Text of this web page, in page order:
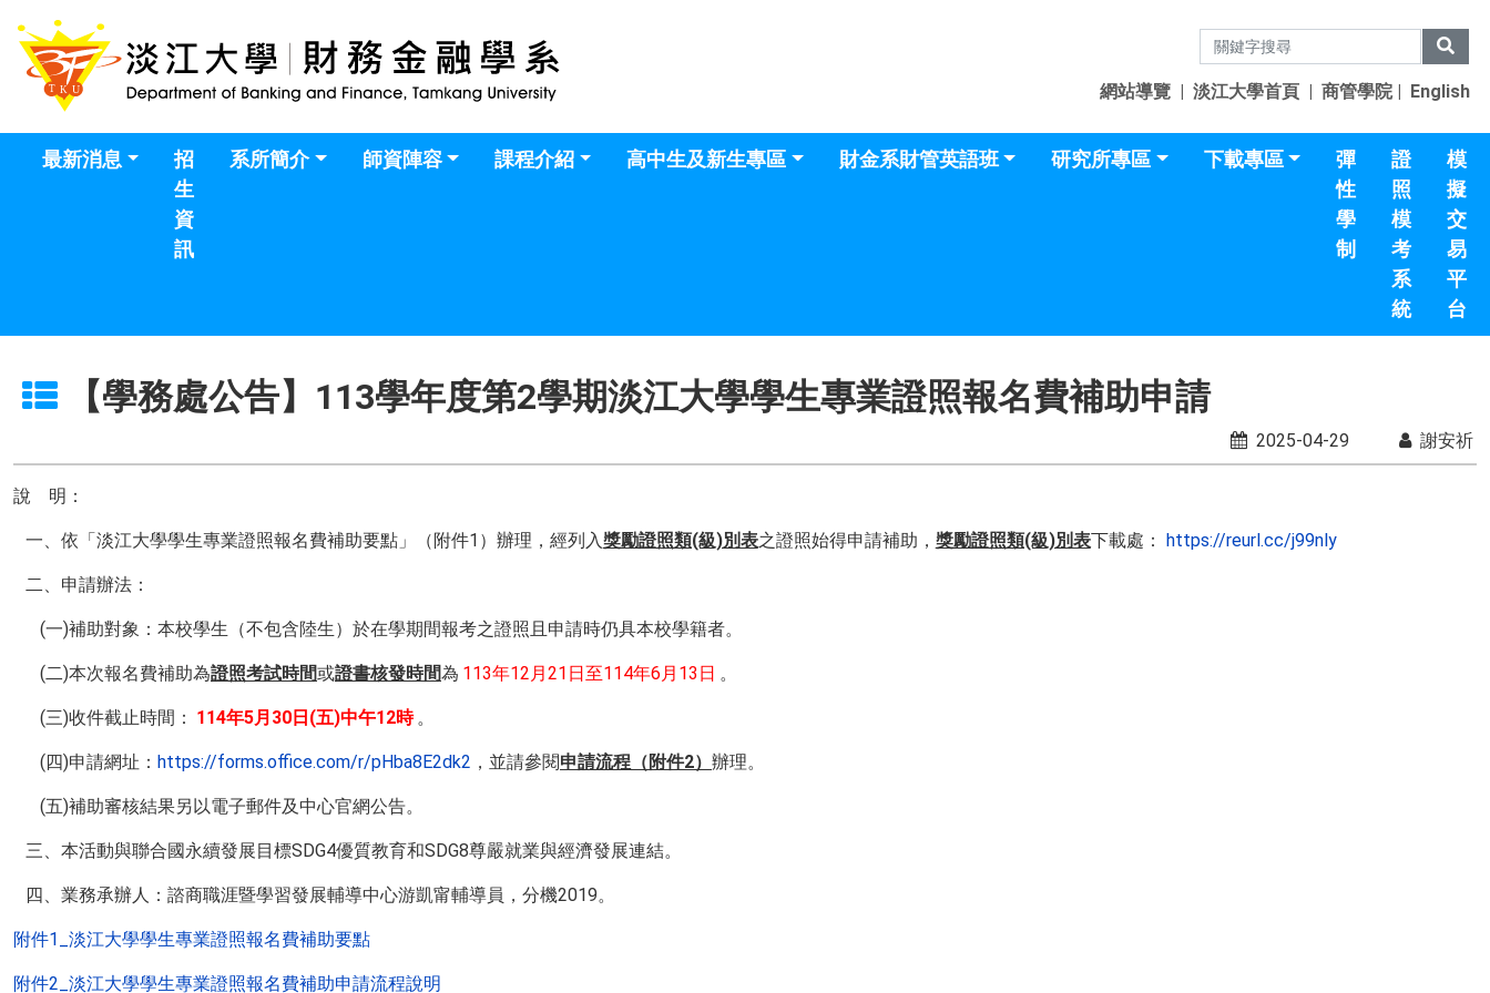
網站導覽 | 淡江大學首頁 | 商管學院| English
最新消息
招
生
資
訊
系所簡介 師資陣容 課程介紹 高中生及新生專區 財金系財管英語班 研究所專區 下載專區
彈
性
學
制
證
照
模
考
系
統
模
擬
交
易
平
台
【學務處公告】113學年度第2學期淡江大學學生專業證照報名費補助申請
2025-04-29 謝安祈
說 明：
一、依「淡江大學學生專業證照報名費補助要點」（附件1）辦理，經列入獎勵證照類(級)別表之證照始得申請補助， 獎勵證照類(級)別表下載處： https://reurl.cc/j99nly
二、申請辦法：
(一)補助對象：本校學生（不包含陸生）於在學期間報考之證照且申請時仍具本校學籍者。
(二)本次報名費補助為證照考試時間或證書核發時間為 113年12月21日至114年6月13日 。
(三)收件截止時間： 114年5月30日(五)中午12時 。
(四)申請網址： https://forms.office.com/r/pHba8E2dk2 ，並請參閱申請流程（附件2） 辦理。
(五)補助審核結果另以電子郵件及中心官網公告。
三、本活動與聯合國永續發展目標SDG4優質教育和SDG8尊嚴就業與經濟發展連結。
四、業務承辦人：諮商職涯暨學習發展輔導中心游凱甯輔導員，分機2019。
附件1_淡江大學學生專業證照報名費補助要點
附件2_淡江大學學生專業證照報名費補助申請流程說明